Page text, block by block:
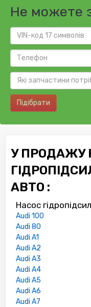
Не можете
Підібрати
У ПРОДАЖУ
АВТО :
Насос
Audi 100
Audi 80
Audi A1
Audi A2
Audi A3
Audi A4
Audi A5
Audi A6
Audi A7